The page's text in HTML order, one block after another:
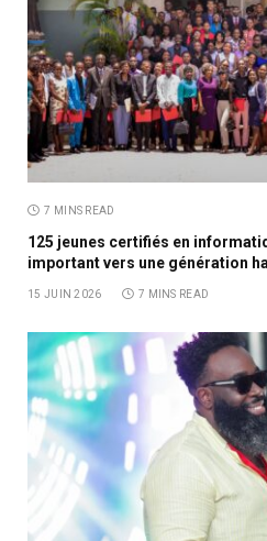
7 MINS READ
125 jeunes certifiés en
important vers une génération
15 JUIN 2026 7 MINS READ